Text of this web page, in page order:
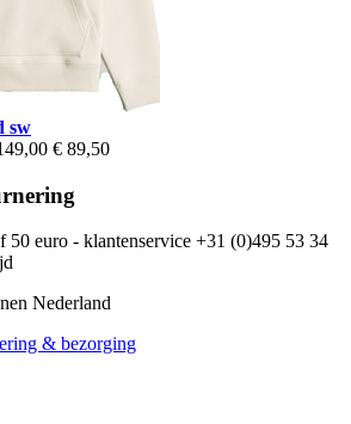
sw
€ 89,50
50 euro - klantenservice +31 (0)495 53 34
Nederland
& bezorging